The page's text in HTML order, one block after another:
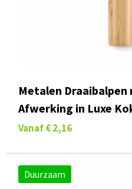
Metalen Draaibalpen
Afwerking in Luxe
Vanaf € 2,16
Duurzaam